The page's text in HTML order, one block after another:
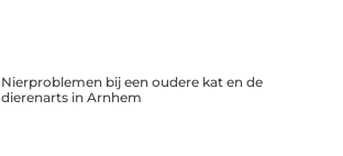
Nierproblemen bij een oudere kat en de
dierenarts in Arnhem